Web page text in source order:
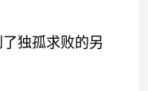
独孤求败的另